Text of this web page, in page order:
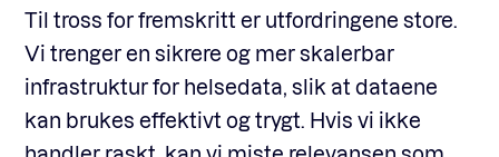
Til tross for fremskritt er utfordringene store.
Vi trenger en sikrere og mer skalerbar
infrastruktur for helsedata, slik at dataene
kan brukes effektivt og trygt. Hvis vi ikke